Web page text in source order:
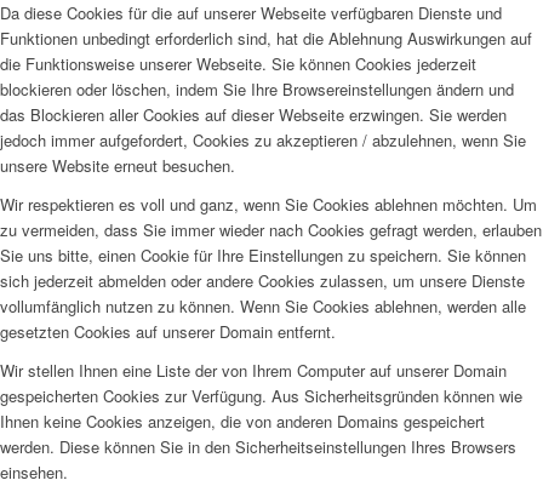
Da diese Cookies für die auf unserer Webseite verfügbaren Dienste und
Funktionen unbedingt erforderlich sind, hat die Ablehnung Auswirkungen auf
die Funktionsweise unserer Webseite. Sie können Cookies jederzeit
blockieren oder löschen, indem Sie Ihre Browsereinstellungen ändern und
das Blockieren aller Cookies auf dieser Webseite erzwingen. Sie werden
jedoch immer aufgefordert, Cookies zu akzeptieren / abzulehnen, wenn Sie
unsere Website erneut besuchen.
Wir respektieren es voll und ganz, wenn Sie Cookies ablehnen möchten. Um
zu vermeiden, dass Sie immer wieder nach Cookies gefragt werden, erlauben
Sie uns bitte, einen Cookie für Ihre Einstellungen zu speichern. Sie können
sich jederzeit abmelden oder andere Cookies zulassen, um unsere Dienste
vollumfänglich nutzen zu können. Wenn Sie Cookies ablehnen, werden alle
gesetzten Cookies auf unserer Domain entfernt.
Wir stellen Ihnen eine Liste der von Ihrem Computer auf unserer Domain
gespeicherten Cookies zur Verfügung. Aus Sicherheitsgründen können wie
Ihnen keine Cookies anzeigen, die von anderen Domains gespeichert
werden. Diese können Sie in den Sicherheitseinstellungen Ihres Browsers
einsehen.